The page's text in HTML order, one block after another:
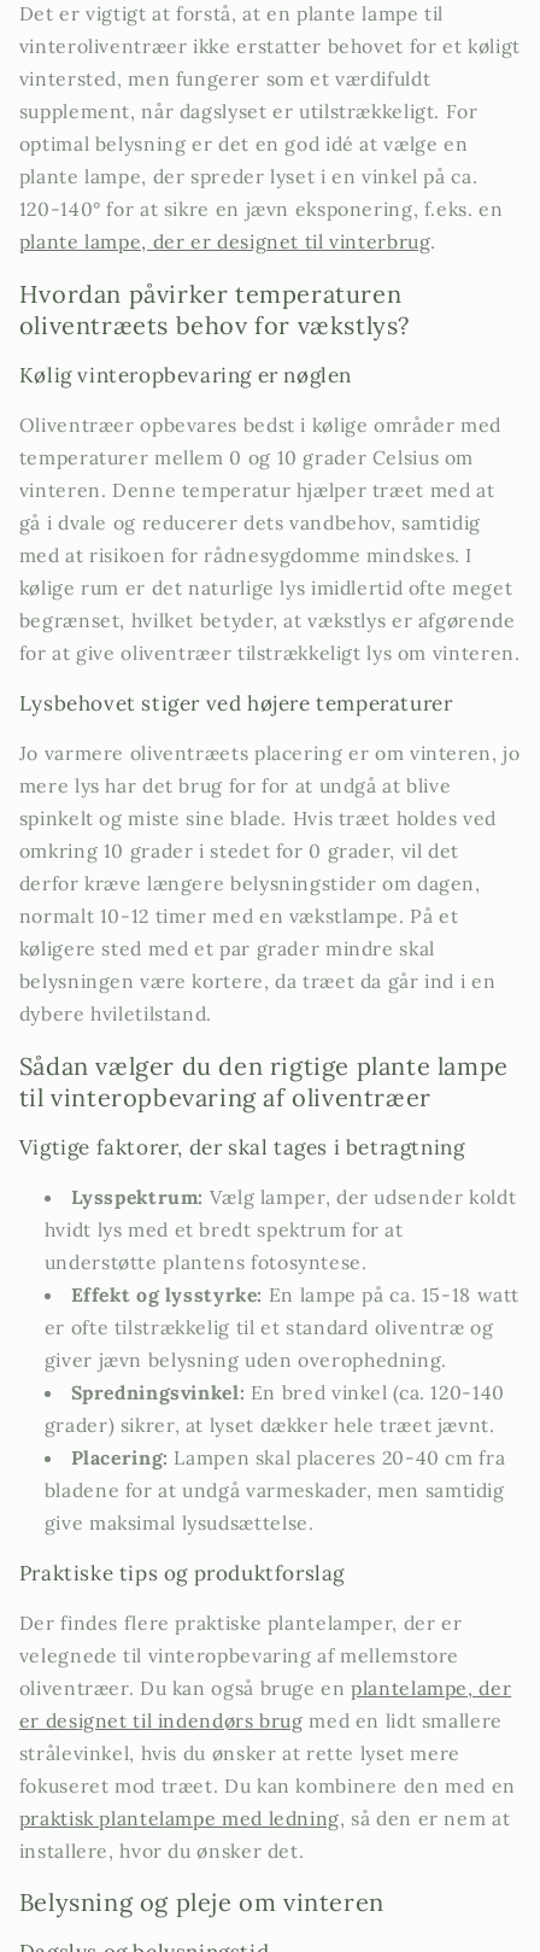
Det er vigtigt at forstå, at en plante lampe til
vinteroliventræer ikke erstatter behovet for et køligt
vintersted, men fungerer som et værdifuldt
supplement, når dagslyset er utilstrækkeligt. For
optimal belysning er det en god idé at vælge en
plante lampe, der spreder lyset i en vinkel på ca.
120-140° for at sikre en jævn eksponering, f.eks. en
plante lampe, der er designet til vinterbrug.
Hvordan påvirker temperaturen
oliventræets behov for vækstlys?
Kølig vinteropbevaring er nøglen
Oliventræer opbevares bedst i kølige områder med
temperaturer mellem 0 og 10 grader Celsius om
vinteren. Denne temperatur hjælper træet med at
gå i dvale og reducerer dets vandbehov, samtidig
med at risikoen for rådnesygdomme mindskes. I
kølige rum er det naturlige lys imidlertid ofte meget
begrænset, hvilket betyder, at vækstlys er afgørende
for at give oliventræer tilstrækkeligt lys om vinteren.
Lysbehovet stiger ved højere temperaturer
Jo varmere oliventræets placering er om vinteren, jo
mere lys har det brug for for at undgå at blive
spinkelt og miste sine blade. Hvis træet holdes ved
omkring 10 grader i stedet for 0 grader, vil det
derfor kræve længere belysningstider om dagen,
normalt 10-12 timer med en vækstlampe. På et
køligere sted med et par grader mindre skal
belysningen være kortere, da træet da går ind i en
dybere hviletilstand.
Sådan vælger du den rigtige plante lampe
til vinteropbevaring af oliventræer
Vigtige faktorer, der skal tages i betragtning
Lysspektrum: Vælg lamper, der udsender koldt
hvidt lys med et bredt spektrum for at
understøtte plantens fotosyntese.
Effekt og lysstyrke: En lampe på ca. 15-18 watt
er ofte tilstrækkelig til et standard oliventræ og
giver jævn belysning uden overophedning.
Spredningsvinkel: En bred vinkel (ca. 120-140
grader) sikrer, at lyset dækker hele træet jævnt.
Placering: Lampen skal placeres 20-40 cm fra
bladene for at undgå varmeskader, men samtidig
give maksimal lysudsættelse.
Praktiske tips og produktforslag
Der findes flere praktiske plantelamper, der er
velegnede til vinteropbevaring af mellemstore
oliventræer. Du kan også bruge enplantelampe, der
er designet til indendørs brug med en lidt smallere
strålevinkel, hvis du ønsker at rette lyset mere
fokuseret mod træet. Du kan kombinere den med en
praktisk plantelampe med ledning, så den er nem at
installere, hvor du ønsker det.
Belysning og pleje om vinteren